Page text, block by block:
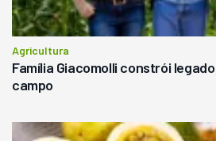
Agricultura
Família Giacomolli constrói
campo